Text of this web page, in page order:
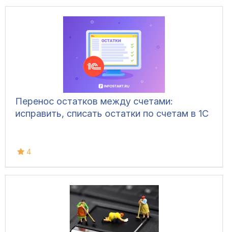
Перенос остатков между счетами:
исправить, списать остатки по счетам в 1С
4